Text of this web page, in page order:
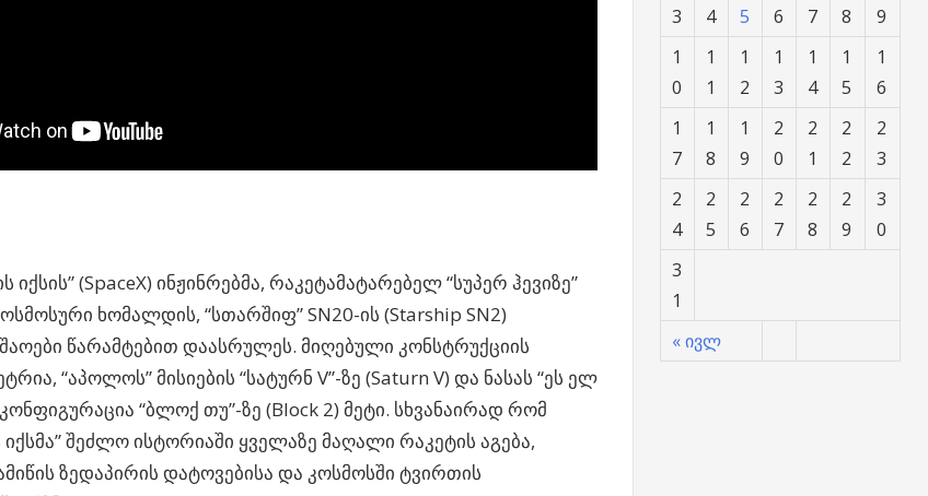
იქსის” (SpaceX) ინჟინრებმა, რაკეტამატარებელ “სუპერ ჰევიზე”
ხომალდის, “სთარშიფ” SN20-ის (Starship SN2)
წარამტებით დაასრულეს. მიღებული კონსტრუქციის
“აპოლოს” მისიების “სატურნ V”-ზე (Saturn V) და ნასას “ეს ელ
“ბლოქ თუ”-ზე (Block 2) მეტი. სხვანაირად რომ
იქსმა” შეძლო ისტორიაში ყველაზე მაღალი რაკეტის აგება,
ზედაპირის დატოვებისა და კოსმოსში ტვირთის
« ივლ
3
4 5 6 7 8
9
1
0
1
1
1
2
1
3
1
4
1
5
1
6
1
7
1
8
1
9
2
0
2
1
2
2
2
3
2
4
2
5
2
6
2
7
2
8
2
9
3
0
3
1